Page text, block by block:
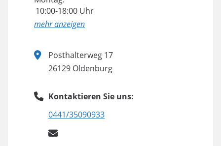
10:00-18:00 Uhr
anzeigen
Posthalterweg 17
26129 Oldenburg
Kontaktieren Sie uns:
0441/35090933